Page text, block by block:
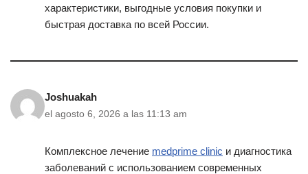
характеристики, выгодные условия покупки и
быстрая доставка по всей России.
Joshuakah
el agosto 6, 2026 a las 11:13 am
Комплексное лечение medprime clinic и диагностика
заболеваний с использованием современных